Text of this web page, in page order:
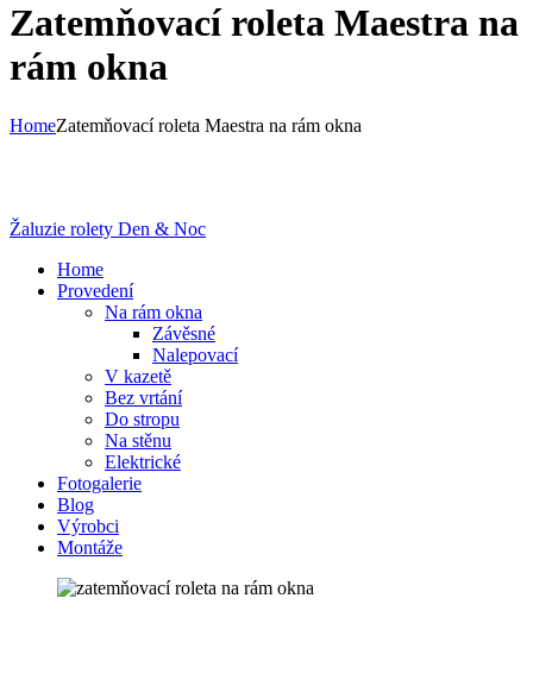
Zatemňovací roleta Maestra na
rám okna
HomeZatemňovací roleta Maestra na rám okna
Žaluzie rolety Den & Noc
Home
Provedení
Na rám okna
Závěsné
Nalepovací
V kazetě
Bez vrtání
Do stropu
Na stěnu
Elektrické
Fotogalerie
Blog
Výrobci
Montáže